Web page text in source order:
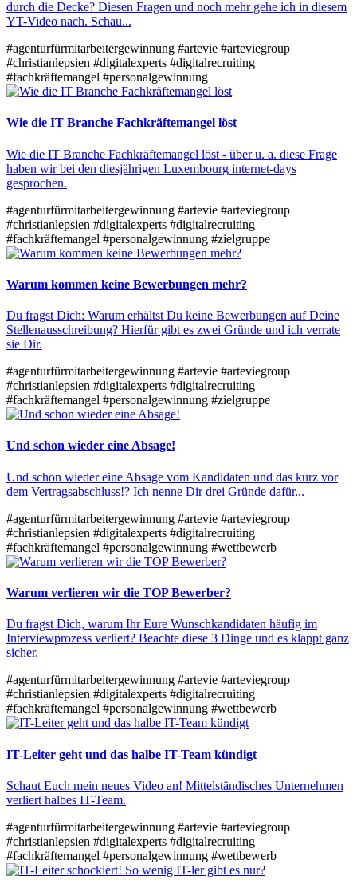
durch die Decke? Diesen Fragen und noch mehr gehe ich in diesem
YT-Video nach. Schau...
#agenturfürmitarbeitergewinnung #artevie #arteviegroup
#christianlepsien #digitalexperts #digitalrecruiting
#fachkräftemangel #personalgewinnung
Wie die IT Branche Fachkräftemangel löst
Wie die IT Branche Fachkräftemangel löst - über u. a. diese Frage
haben wir bei den diesjährigen Luxembourg internet-days
gesprochen.
#agenturfürmitarbeitergewinnung #artevie #arteviegroup
#christianlepsien #digitalexperts #digitalrecruiting
#fachkräftemangel #personalgewinnung #zielgruppe
Warum kommen keine Bewerbungen mehr?
Du fragst Dich: Warum erhältst Du keine Bewerbungen auf Deine
Stellenausschreibung? Hierfür gibt es zwei Gründe und ich verrate
sie Dir.
#agenturfürmitarbeitergewinnung #artevie #arteviegroup
#christianlepsien #digitalexperts #digitalrecruiting
#fachkräftemangel #personalgewinnung #zielgruppe
Und schon wieder eine Absage!
Und schon wieder eine Absage vom Kandidaten und das kurz vor
dem Vertragsabschluss!? Ich nenne Dir drei Gründe dafür...
#agenturfürmitarbeitergewinnung #artevie #arteviegroup
#christianlepsien #digitalexperts #digitalrecruiting
#fachkräftemangel #personalgewinnung #wettbewerb
Warum verlieren wir die TOP Bewerber?
Du fragst Dich, warum Ihr Eure Wunschkandidaten häufig im
Interviewprozess verliert? Beachte diese 3 Dinge und es klappt ganz
sicher.
#agenturfürmitarbeitergewinnung #artevie #arteviegroup
#christianlepsien #digitalexperts #digitalrecruiting
#fachkräftemangel #personalgewinnung #wettbewerb
IT-Leiter geht und das halbe IT-Team kündigt
Schaut Euch mein neues Video an! Mittelständisches Unternehmen
verliert halbes IT-Team.
#agenturfürmitarbeitergewinnung #artevie #arteviegroup
#christianlepsien #digitalexperts #digitalrecruiting
#fachkräftemangel #personalgewinnung #wettbewerb